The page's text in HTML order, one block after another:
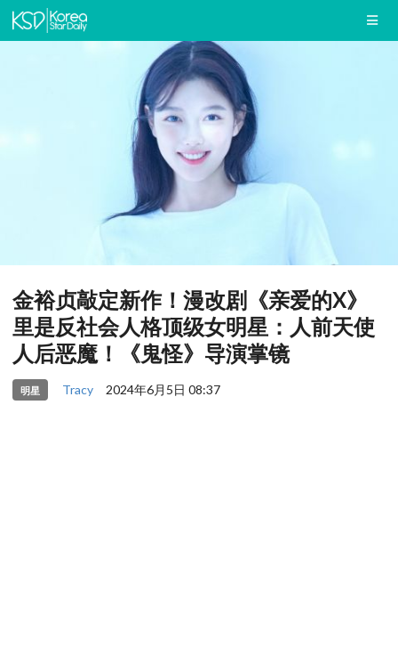
金裕贞敲定新作！漫改剧《亲爱的X》
里是反社会人格顶级女明星：人前天使
人后恶魔！《鬼怪》导演掌镜
明星 Tracy 2024年6月5日 08:37